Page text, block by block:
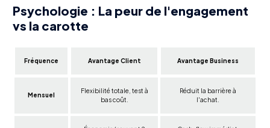
Psychologie : La peur de l'engagement
vs la carotte
Fréquence Avantage Client Avantage Business
Mensuel
Flexibilité totale, test à
bas coût.
Réduit la barrière à
l'achat.